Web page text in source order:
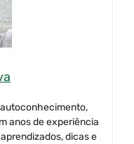
anos de experiência
dicas e